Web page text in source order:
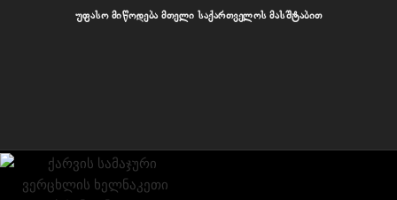
უფასო მიწოდება მთელი საქართველოს მასშტაბით